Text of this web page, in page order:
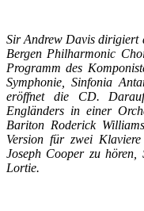
Sir Andrew Davis dirigiert
Bergen Philharmonic
Programm des
Symphonie, Sinfonia
eröffnet die CD.
Engländers in einer
Bariton Roderick
Version für zwei
Joseph Cooper zu
Lortie.